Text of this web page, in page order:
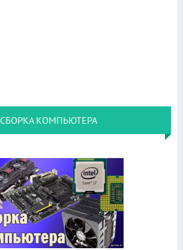
СБОРКА КОМПЬЮТЕРА